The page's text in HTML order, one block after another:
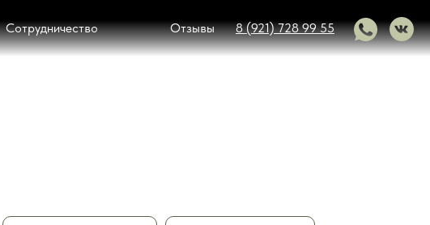
8 (921) 728 99 55
Сотрудничество Отзывы